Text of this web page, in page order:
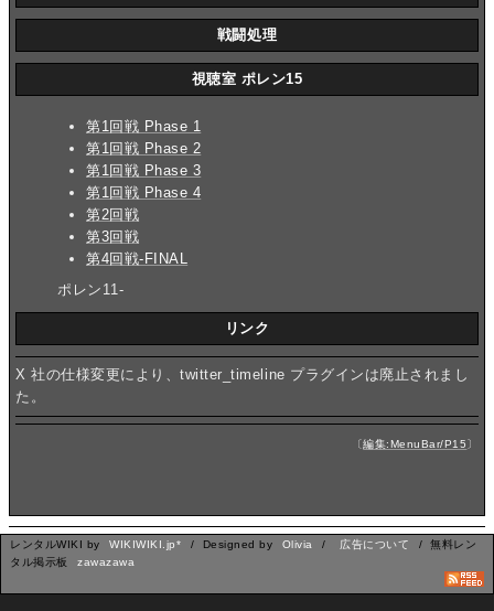
戦闘処理
視聴室 ポレン15
第1回戦 Phase 1
第1回戦 Phase 2
第1回戦 Phase 3
第1回戦 Phase 4
第2回戦
第3回戦
第4回戦-FINAL
ポレン11-
リンク
X 社の仕様変更により、twitter_timeline プラグインは廃止されまし
た。
〔編集:MenuBar/P15〕
レンタルWIKI by WIKIWIKI.jp* / Designed by Olivia / 広告について
/ 無料レン
タル掲示板
zawazawa